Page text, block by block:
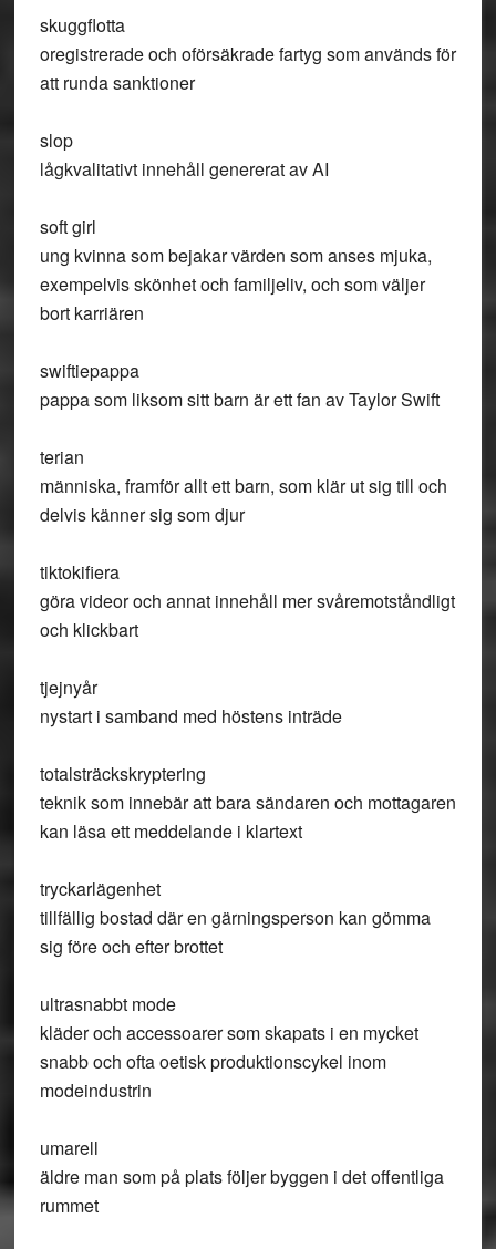
skuggflotta
oregistrerade och oförsäkrade fartyg som används för
att runda sanktioner
slop
lågkvalitativt innehåll genererat av AI
soft girl
ung kvinna som bejakar värden som anses mjuka,
exempelvis skönhet och familjeliv, och som väljer
bort karriären
swiftiepappa
pappa som liksom sitt barn är ett fan av Taylor Swift
terian
människa, framför allt ett barn, som klär ut sig till och
delvis känner sig som djur
tiktokifiera
göra videor och annat innehåll mer svåremotståndligt
och klickbart
tjejnyår
nystart i samband med höstens inträde
totalsträckskryptering
teknik som innebär att bara sändaren och mottagaren
kan läsa ett meddelande i klartext
tryckarlägenhet
tillfällig bostad där en gärningsperson kan gömma
sig före och efter brottet
ultrasnabbt mode
kläder och accessoarer som skapats i en mycket
snabb och ofta oetisk produktionscykel inom
modeindustrin
umarell
äldre man som på plats följer byggen i det offentliga
rummet